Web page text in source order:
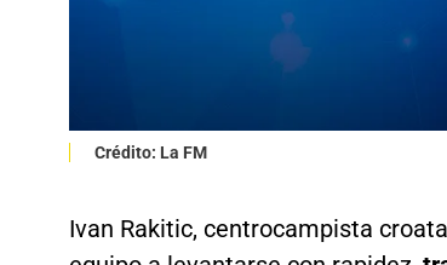
Crédito: La FM
Ivan Rakitic, centrocampista